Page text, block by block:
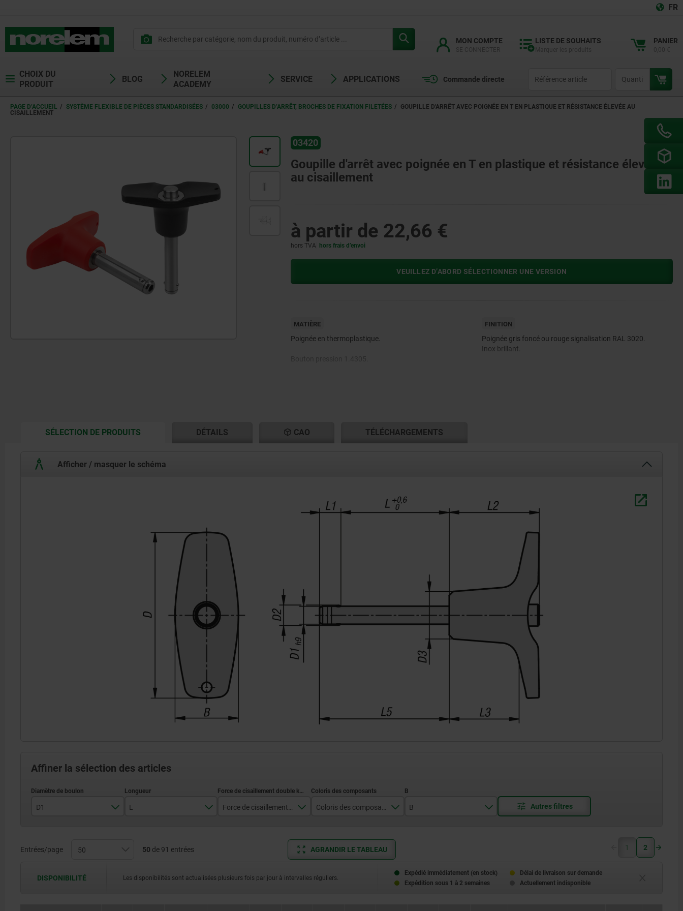
FR
MON COMPTE LISTE DE SOUHAITS PANIER
CHOIX DU
PRODUIT
BLOG
NORELEM
ACADEMY
SERVICE APPLICATIONS Commande directe
PAGE D’ACCUEIL SYSTÈME FLEXIBLE DE PIÈCES STANDARDISÉES 03000 GOUPILLES D’ARRÊT, BROCHES DE FIXATION FILETÉES
GOUPILLE D'ARRÊT AVEC POIGNÉE EN T EN PLASTIQUE ET RÉSISTANCE ÉLEVÉE AU
CISAILLEMENT
03420
Goupille d'arrêt avec poignée en T en plastique et résistance élevée
au cisaillement
à partir de 22,66 €
hors TVA hors frais d’envoi
VEUILLEZ D’ABORD SÉLECTIONNER UNE VERSION
MATIÈRE
Poignée en thermoplastique.
FINITION
Poignée gris foncé ou rouge signalisation RAL 3020.
Inox brillant.
SÉLECTION DE PRODUITSCURRENT
DÉTAILS CAO TÉLÉCHARGEMENTS
Afficher / masquer le schéma
Affiner la sélection des articles
D1
6
L
15
rouge traffic RAL 3020
B
33
Entrées/page 50 de 91 entrées AGRANDIR LE TABLEAU 1 2
DISPONIBILITÉ Les disponibilités sont actualisées plusieurs fois par jour à intervalles réguliers.
Expédié immédiatement (en stock)
Délai de livraison sur demande
Expédition sous 1 à 2 semaines
Actuellement indisponible